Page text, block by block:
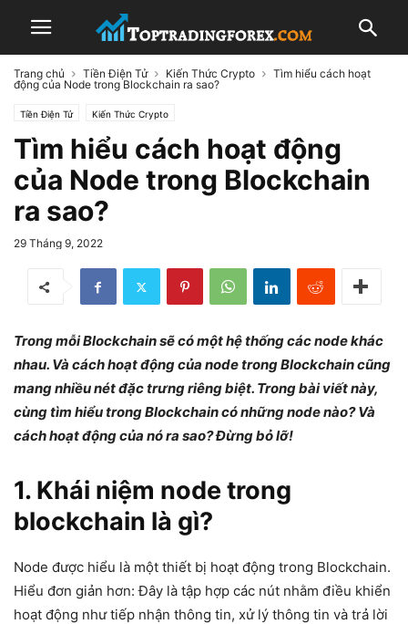
Trang chủ Tiền Điện Tử Kiến Thức Crypto
Tìm hiểu cách hoạt
động của Node trong Blockchain ra sao?
Tiền Điện Tử Kiến Thức Crypto
Tìm hiểu cách hoạt động
của Node trong Blockchain
ra sao?
29 Tháng 9, 2022
Trong mỗi Blockchain sẽ có một hệ thống các node khác
nhau. Và cách hoạt động của node trong Blockchain cũng
mang nhiều nét đặc trưng riêng biệt. Trong bài viết này,
cùng tìm hiểu trong Blockchain có những node nào? Và
cách hoạt động của nó ra sao? Đừng bỏ lỡ!
1. Khái niệm node trong
blockchain là gì?
Node được hiểu là một thiết bị hoạt động trong Blockchain.
Hiểu đơn giản hơn: Đây là tập hợp các nút nhằm điều khiển
hoạt động như tiếp nhận thông tin, xử lý thông tin và trả lời